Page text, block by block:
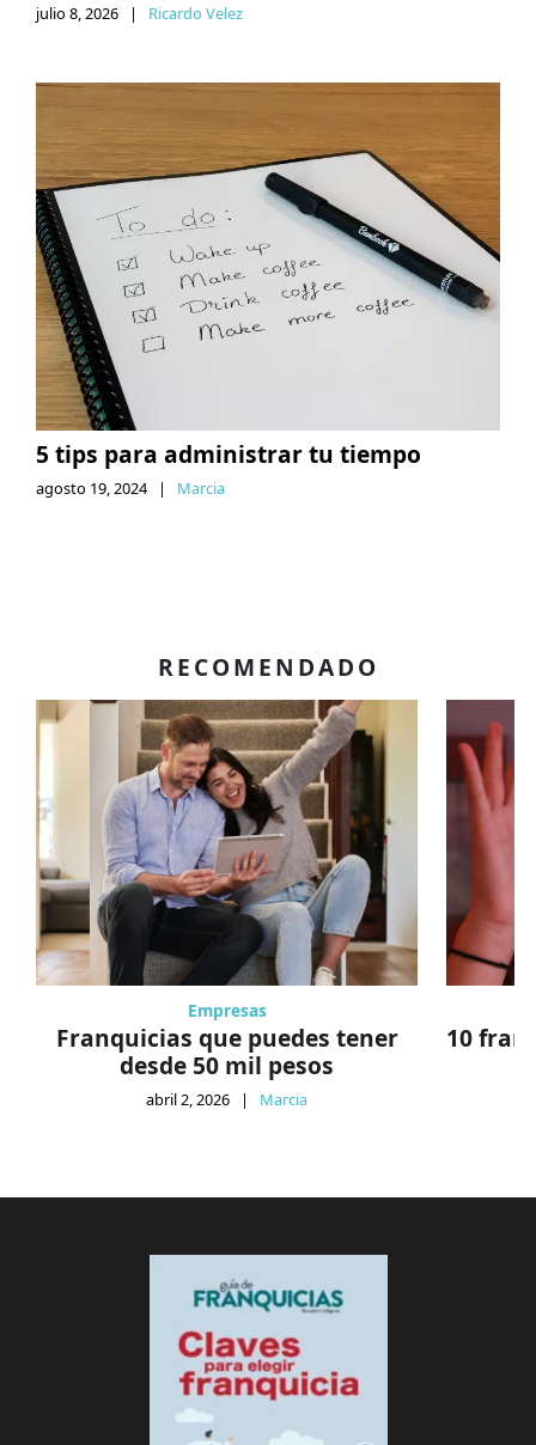
julio 8, 2026 | Ricardo Velez
5 tips para administrar tu tiempo
agosto 19, 2024 | Marcia
RECOMENDADO
Empresas
Franquicias que puedes tener
desde 50 mil pesos
abril 2, 2026 | Marcia
10